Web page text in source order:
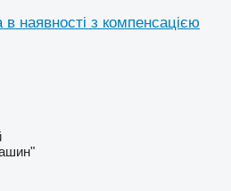
наявності з компенсацією